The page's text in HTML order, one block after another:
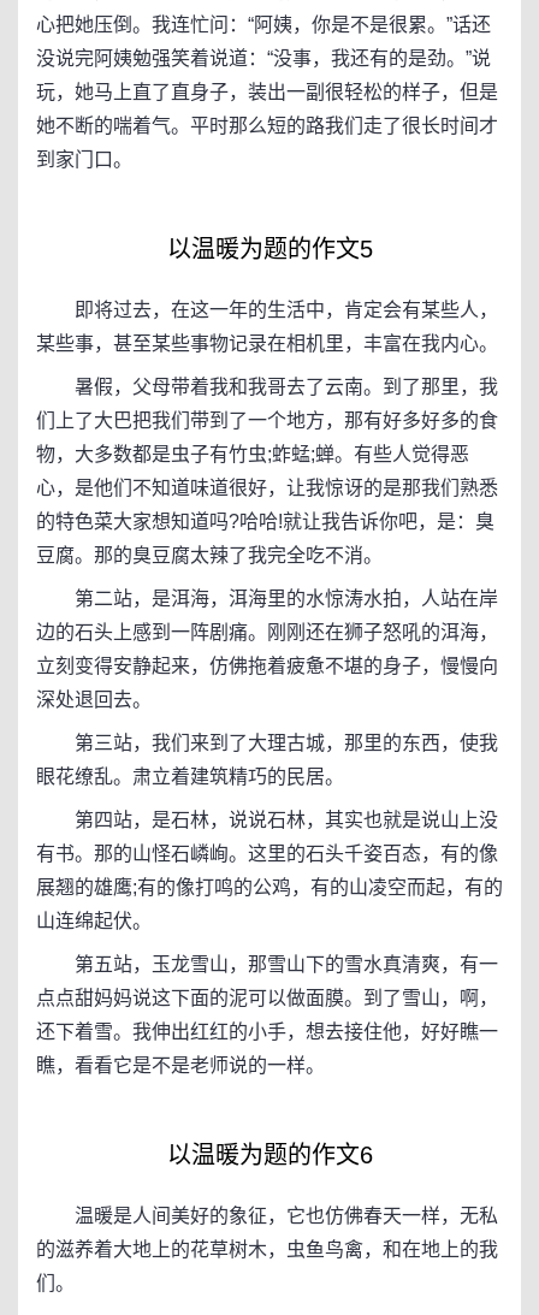
心把她压倒。我连忙问：“阿姨，你是不是很累。”话还
没说完阿姨勉强笑着说道：“没事，我还有的是劲。”说
玩，她马上直了直身子，装出一副很轻松的样子，但是
她不断的喘着气。平时那么短的路我们走了很长时间才
到家门口。
以温暖为题的作文5
即将过去，在这一年的生活中，肯定会有某些人，
某些事，甚至某些事物记录在相机里，丰富在我内心。
暑假，父母带着我和我哥去了云南。到了那里，我
们上了大巴把我们带到了一个地方，那有好多好多的食
物，大多数都是虫子有竹虫;蚱蜢;蝉。有些人觉得恶
心，是他们不知道味道很好，让我惊讶的是那我们熟悉
的特色菜大家想知道吗?哈哈!就让我告诉你吧，是：臭
豆腐。那的臭豆腐太辣了我完全吃不消。
第二站，是洱海，洱海里的水惊涛水拍，人站在岸
边的石头上感到一阵剧痛。刚刚还在狮子怒吼的洱海，
立刻变得安静起来，仿佛拖着疲惫不堪的身子，慢慢向
深处退回去。
第三站，我们来到了大理古城，那里的东西，使我
眼花缭乱。肃立着建筑精巧的民居。
第四站，是石林，说说石林，其实也就是说山上没
有书。那的山怪石嶙峋。这里的石头千姿百态，有的像
展翘的雄鹰;有的像打鸣的公鸡，有的山凌空而起，有的
山连绵起伏。
第五站，玉龙雪山，那雪山下的雪水真清爽，有一
点点甜妈妈说这下面的泥可以做面膜。到了雪山，啊，
还下着雪。我伸出红红的小手，想去接住他，好好瞧一
瞧，看看它是不是老师说的一样。
以温暖为题的作文6
温暖是人间美好的象征，它也仿佛春天一样，无私
的滋养着大地上的花草树木，虫鱼鸟禽，和在地上的我
们。